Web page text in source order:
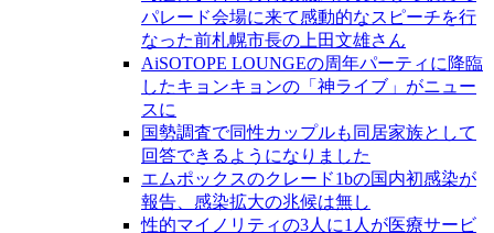
パレード会場に来て感動的なスピーチを行
なった前札幌市長の上田文雄さん
AiSOTOPE LOUNGEの周年パーティに降臨
したキョンキョンの「神ライブ」がニュー
スに
国勢調査で同性カップルも同居家族として
回答できるようになりました
エムポックスのクレード1bの国内初感染が
報告、感染拡大の兆候は無し
性的マイノリティの3人に1人が医療サービ